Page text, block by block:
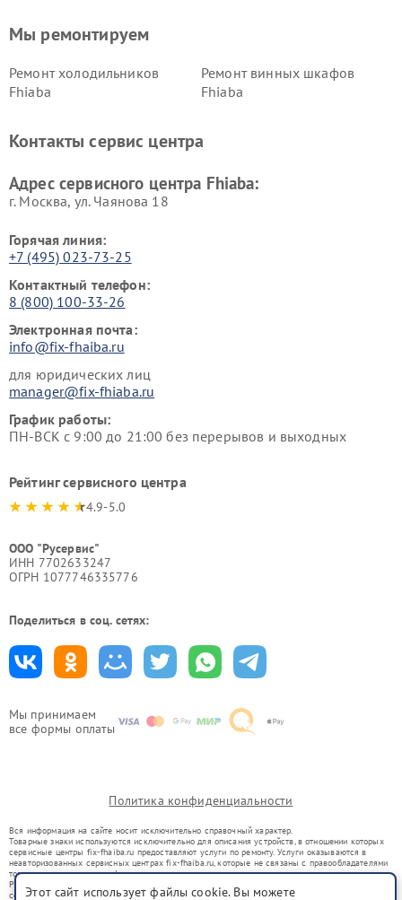
Мы принимаем
все формы оплаты
Мы ремонтируем
Ремонт холодильников
Fhiaba
Ремонт винных шкафов
Fhiaba
Контакты сервис центра
Адрес сервисного центра Fhiaba:
г. Москва, ул. Чаянова 18
Горячая линия:
+7 (495) 023-73-25
Контактный телефон:
8 (800) 100-33-26
Электронная почта:
info@fix-fhaiba.ru
для юридических лиц
manager@fix-fhiaba.ru
График работы:
ПН-ВСК с 9:00 до 21:00 без перерывов и выходных
Рейтинг сервисного центра
4.9-5.0
ООО "Русервис"
ИНН 7702633247
ОГРН 1077746335776
Поделиться в соц. сетях:
Политика конфиденциальности
Вся информация на сайте носит исключительно справочный характер.
Товарные знаки используются исключительно для описания устройств, в отношении которых
сервисные центры fix-fhaiba.ru предоставляют услуги по ремонту. Услуги оказываются в
неавторизованных сервисных центрах fix-fhaiba.ru, которые не связаны с правообладателями
товарных знаков или их официальными представителями.
Ремонт осуществляется для устройств, уже введенных в гражданский оборот в соответствии
со статьей 1487 ГК РФ.
Этот сайт использует файлы cookie. Вы можете